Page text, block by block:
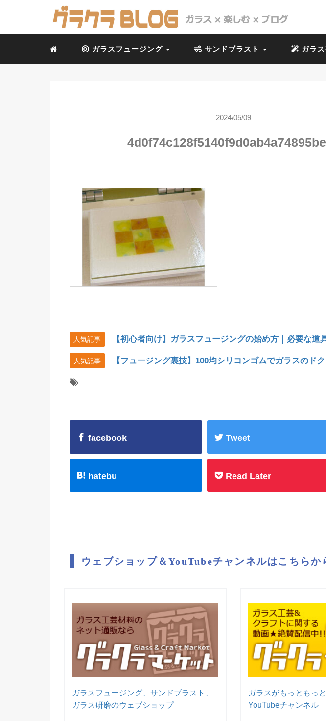
ガラスフュージング サンドブラスト ガラ
2024/05/09
人気記事 【初心者向け】ガラスフュージングの始め方｜必要な道
人気記事 【フュージング裏技】100均シリコンゴムでガラスのド
facebook Tweet
hatebu Read Later
ウェブショップ＆YouTubeチャンネルはこちらか
ガラスフュージング、サンドブラスト、
ガラス研磨のウェブショップ
ガラスがもっともっ
YouTubeチャンネル